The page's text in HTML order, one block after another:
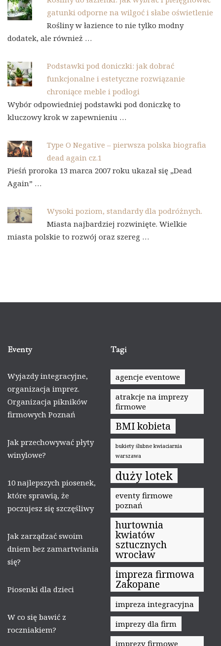
gatunki odporne na wilgoć i słabe oświetlenie
Rośliny w łazience to nie tylko modny
dodatek, ale również …
Podstawki pod doniczki: jak dobrać
funkcjonalne i estetyczne rozwiązanie
chroniące meble i podłogi
Wybór odpowiedniej podstawki pod doniczkę to
kluczowy krok w zapewnieniu …
Type O Negative – pierwsza polska biografia
dead again cz.1
Pieśń proroka 13 marca 2007 roku ukazał się „Dead
Again” …
Wysoki poziom, standardy dla podróżnych.
Miasta najbardziej rozwinięte. Wielkie
miasta polskie to rozwój oraz szereg …
Eventy
Wyjazdy integracyjne,
organizacja imprez.
Organizacja pikników
firmowych Poznań
Jak przechowywać płyty
winylowe?
10 najlepszych piosenek,
które sprawią, że
poczujesz się szczęśliwy
Jak zarządzać swoim
dniem bez zamartwiania
się?
Piosenki dla dzieci
W co się bawić z
roczniakiem?
Tagi
agencje eventowe
atrakcje na imprezy
firmowe
BMI kobieta
bukiety ślubne kwiaciarnia
warszawa
duży lotek
eventy firmowe
poznań
hurtownia
kwiatów
sztucznych
wrocław
impreza firmowa
Zakopane
impreza integracyjna
imprezy dla firm
imprezy firmowe